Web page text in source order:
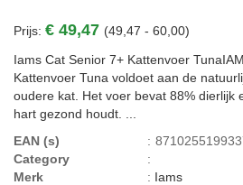
Prijs: € 49,47 (49,47 - 60,00)
Iams Cat Senior 7+ Kattenvoer
Kattenvoer Tuna voldoet aan de
oudere kat. Het voer bevat 88% dierlijk
hart gezond houdt. ...
EAN (s)
:
Category
:
Merk
: Iams